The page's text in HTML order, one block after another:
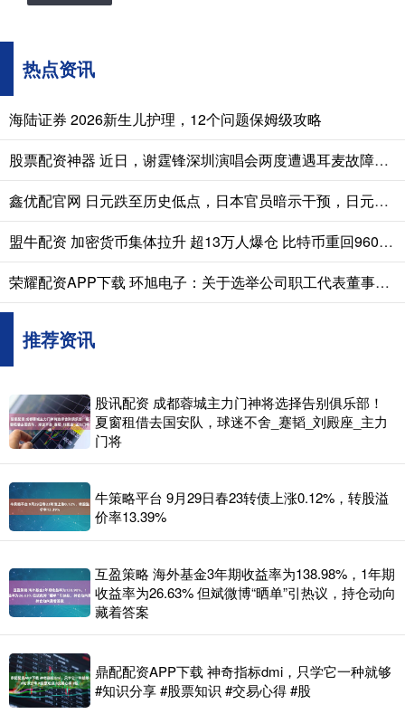
热点资讯
海陆证券 2026新生儿护理，12个问题保姆级攻略
股票配资神器 近日，谢霆锋深圳演唱会两度遭遇耳麦故障。在演唱《不可一世》时，耳麦突
鑫优配官网 日元跌至历史低点，日本官员暗示干预，日元兑欧元跌至184.43、兑瑞郎创198.31新低
盟牛配资 加密货币集体拉升 超13万人爆仓 比特币重回96000美元上方
荣耀配资APP下载 环旭电子：关于选举公司职工代表董事的公告
推荐资讯
股讯配资 成都蓉城主力门神将选择告别俱乐部！
夏窗租借去国安队，球迷不舍_蹇韬_刘殿座_主力
门将
牛策略平台 9月29日春23转债上涨0.12%，转股溢
价率13.39%
互盈策略 海外基金3年期收益率为138.98%，1年期
收益率为26.63% 但斌微博“晒单”引热议，持仓动向
藏着答案
鼎配配资APP下载 神奇指标dmi，只学它一种就够
#知识分享 #股票知识 #交易心得 #股